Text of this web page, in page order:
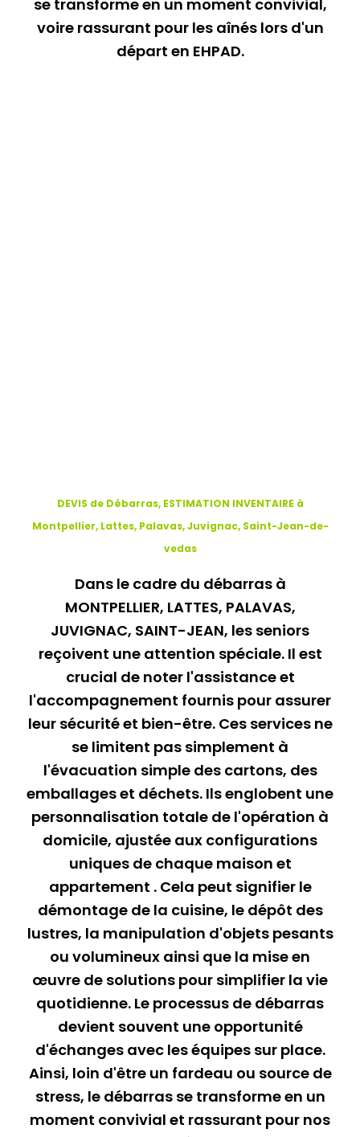
se transforme en un moment convivial,
voire rassurant pour les aînés lors d'un
départ en EHPAD.
DEVIS de Débarras, ESTIMATION INVENTAIRE à
Montpellier, Lattes, Palavas, Juvignac, Saint-Jean-de-
vedas
Dans le cadre du débarras à
MONTPELLIER, LATTES, PALAVAS,
JUVIGNAC, SAINT-JEAN, les seniors
reçoivent une attention spéciale. Il est
crucial de noter l'assistance et
l'accompagnement fournis pour assurer
leur sécurité et bien-être. Ces services ne
se limitent pas simplement à
l'évacuation simple des cartons, des
emballages et déchets. Ils englobent une
personnalisation totale de l'opération à
domicile, ajustée aux configurations
uniques de chaque maison et
appartement . Cela peut signifier le
démontage de la cuisine, le dépôt des
lustres, la manipulation d'objets pesants
ou volumineux ainsi que la mise en
œuvre de solutions pour simplifier la vie
quotidienne. Le processus de débarras
devient souvent une opportunité
d'échanges avec les équipes sur place.
Ainsi, loin d'être un fardeau ou source de
stress, le débarras se transforme en un
moment convivial et rassurant pour nos